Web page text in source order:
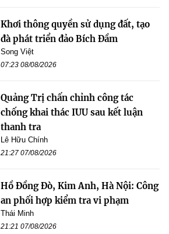
Khơi thông quyền sử dụng đất, tạo
đà phát triển đảo Bích Đầm
Song Việt
07:23 08/08/2026
Quảng Trị chấn chỉnh công tác
chống khai thác IUU sau kết luận
thanh tra
Lê Hữu Chính
21:27 07/08/2026
Hồ Đồng Đò, Kim Anh, Hà Nội: Công
an phối hợp kiểm tra vi phạm
Thái Minh
21:21 07/08/2026